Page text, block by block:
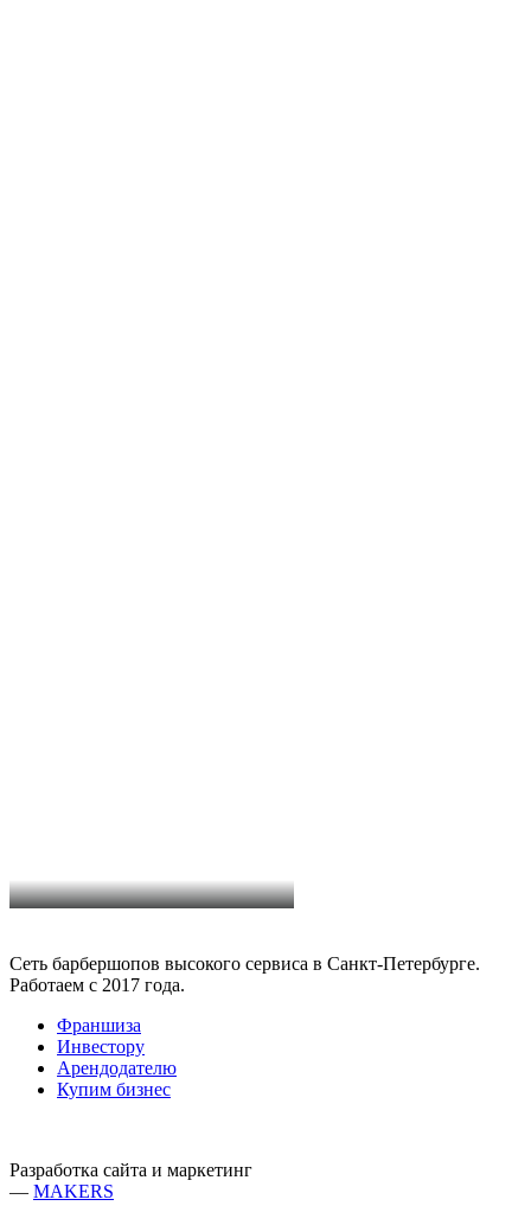
Сеть барбершопов высокого сервиса в Санкт-Петербурге.
Работаем с 2017 года.
Франшиза
Инвестору
Арендодателю
Купим бизнес
Разработка сайта и маркетинг
— MAKERS